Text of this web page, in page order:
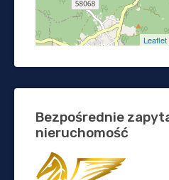
Leaflet
Bezpośrednie
nieruchomość